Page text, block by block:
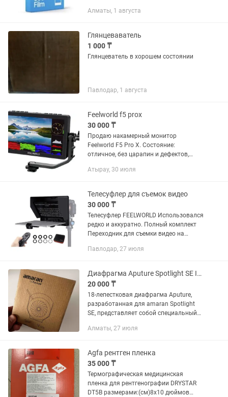
кассета polaroid проста в установке и
Алматы, 1 августа
Глянцеваватель
1 000 ₸
Глянцеватель в хорошем состоянии
Павлодар, 1 августа
Feelworld f5 prox
30 000 ₸
Продаю накамерный монитор
Feelworld F5 Pro X. Состояние:
отличное, без царапин и дефектов,
четкий экран — удобно работать даже
съемки...
Атырау, 30 июля
Телесуфлер для съемок видео
30 000 ₸
Телесуфлер FEELWORLD Использовался
редко и аккуратно. Полный комплект
Переходник для съемки видео на
Павлодар, 27 июля
Диафрагма Aputure Spotlight SE IRIS
20 000 ₸
18-лепестковая диафрагма Aputure,
разработанная для amaran Spotlight
SE, представляет собой специальный
регулировать круг освещения Spotlight
Алматы, 27 июля
Agfa рентген пленка
35 000 ₸
Термографическая медицинская
пленка для рентгенографии DRYSTAR
DT5B размерами:(см)8х10 дюймов